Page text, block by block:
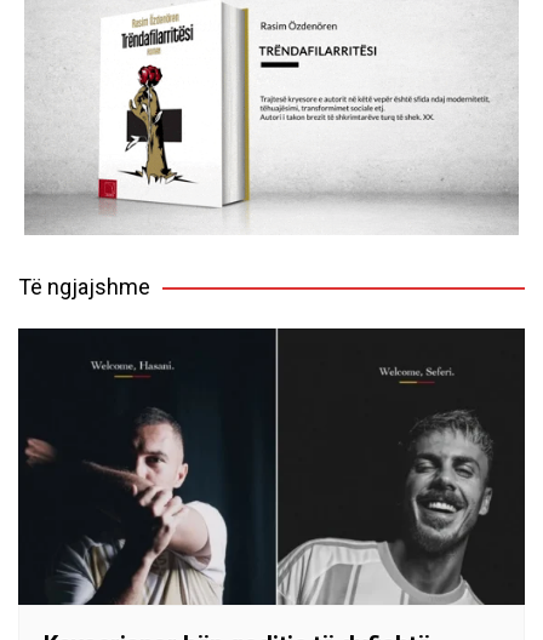
Të ngjajshme